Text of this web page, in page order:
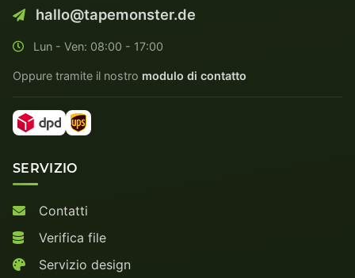
hallo@tapemonster.de
Lun - Ven: 08:00 - 17:00
Oppure tramite il nostro modulo di contatto
SERVIZIO
Contatti
Verifica file
Servizio design